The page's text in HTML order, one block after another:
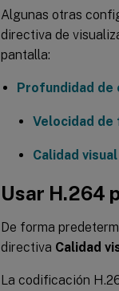
Algunas otras
directiva de
pantalla:
Profundidad
Velocidad
Calidad visual
Usar H.264
De forma
directiva Calidad
La codificación